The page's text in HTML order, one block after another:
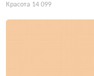
Красота 14 099